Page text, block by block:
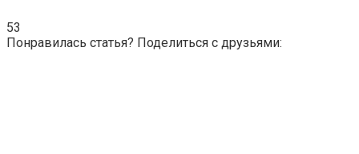
53
Понравилась статья? Поделиться с друзьями: